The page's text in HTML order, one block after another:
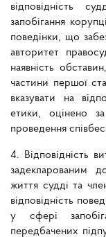
відповідність
запобігання
поведінки, що
авторитет
наявність
частини першої
вказувати на
етики, оцінено
проведення
4. Відповідність
задекларованим
життя судді та
відповідність
у сфері
передбачених